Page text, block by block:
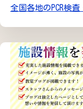
全国各地のPCR検